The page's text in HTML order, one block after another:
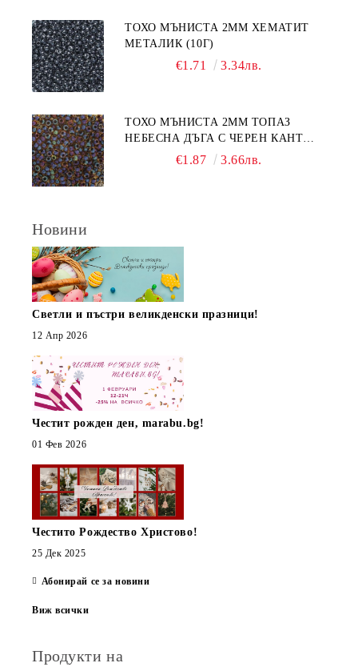
ТОХО МЪНИСТА 2ММ ХЕМАТИТ
МЕТАЛИК (10Г)
€1.71 3.34лв.
ТОХО МЪНИСТА 2ММ ТОПАЗ
НЕБЕСНА ДЪГА С ЧЕРЕН КАНТ
€1.87 3.66лв.
Новини
Светли и пъстри великденски празници!
12 Апр 2026
Честит рожден ден, marabu.bg!
01 Фев 2026
Честито Рождество Христово!
25 Дек 2025
Абонирай се за новини
Виж всички
Продукти на